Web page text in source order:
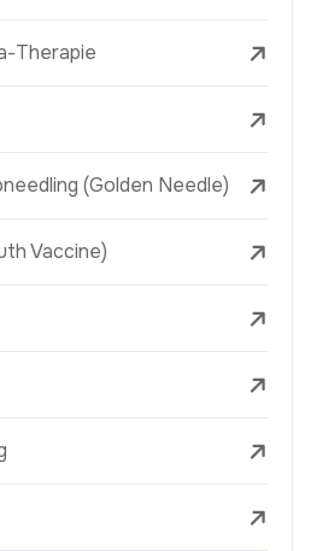
Therapie
(Golden Needle)
Vaccine)